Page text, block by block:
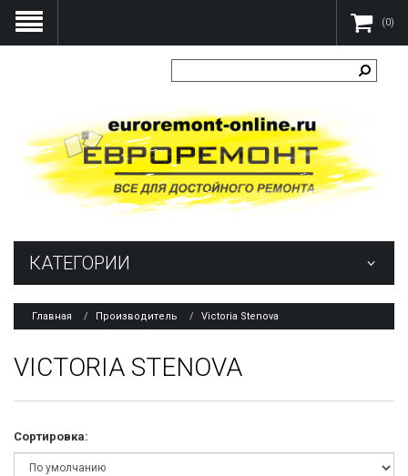
(0)
КАТЕГОРИИ
Главная Производитель Victoria Stenova
VICTORIA STENOVA
Сортировка: